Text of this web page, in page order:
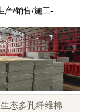
产/销售/施工-
态多孔纤维棉